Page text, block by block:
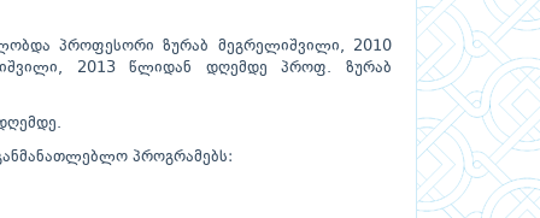
პროფესორი ზურაბ მეგრელიშვილი, 2010
2013 წლიდან დღემდე პროფ. ზურაბ
პროგრამებს: